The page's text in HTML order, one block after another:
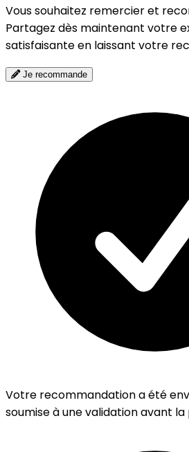
Vous souhaitez remercier et
Partagez dès maintenant votre
satisfaisante en laissant votre
Je recommande
Votre recommandation a été
soumise à une validation avant